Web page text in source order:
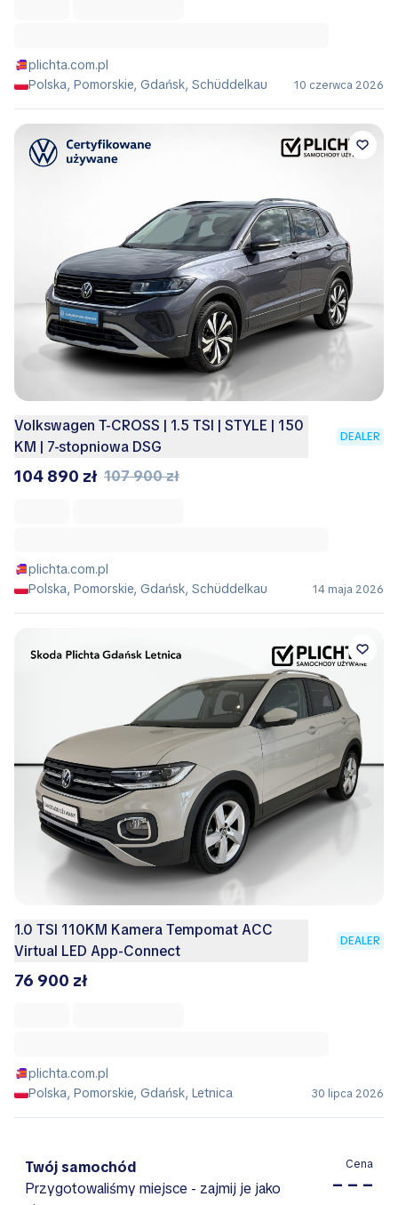
plichta.com.pl
Polska, Pomorskie, Gdańsk, Schüddelkau
10 czerwca 2026
Volkswagen T-CROSS | 1.5 TSI | STYLE | 150
KM | 7-stopniowa DSG
DEALER
104 890 zł 107 900 zł
plichta.com.pl
Polska, Pomorskie, Gdańsk, Schüddelkau
14 maja 2026
1.0 TSI 110KM Kamera Tempomat ACC
Virtual LED App-Connect
DEALER
76 900 zł
plichta.com.pl
Polska, Pomorskie, Gdańsk, Letnica
30 lipca 2026
Twój samochód
Przygotowaliśmy miejsce - zajmij je jako
Cena
– – –